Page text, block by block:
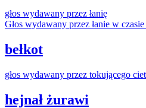
głos wydawany przez łanię
Głos wydawany przez łanie w
bełkot
głos wydawany przez tokującego
hejnał żurawi